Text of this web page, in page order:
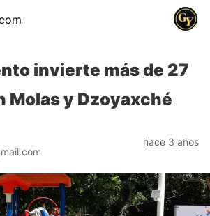
invierte más de 27
Molas y Dzoyaxché
hace 3 años